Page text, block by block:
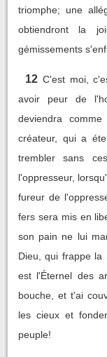
triomphe; une
obtiendront la
gémissements
12 C'est moi,
avoir peur de
deviendra comme
créateur, qui a
trembler sans
l'oppresseur,
fureur de
fers sera mis en
son pain ne lui
Dieu, qui frappe
est l'Éternel des
bouche, et t'ai
les cieux et
peuple!